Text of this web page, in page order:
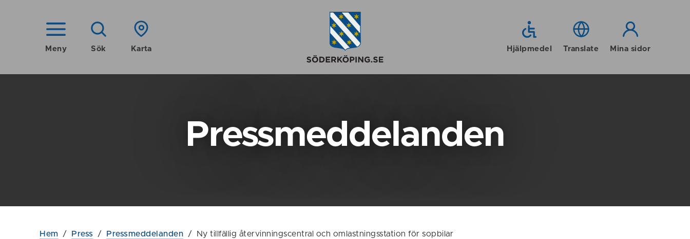
Meny Sök Karta Hjälpmedel Translate Mina sidor
Pressmeddelanden
Hem / Press / Pressmeddelanden / Ny tillfällig återvinningscentral och omlastningsstation för sopbilar